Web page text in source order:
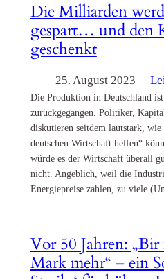
Die Milliarden
gespart… und den
geschenkt
25. August 2023—
Die Produktion in Deutschland
zurückgegangen. Politiker,
diskutieren seitdem lautstark, wie
deutschen Wirtschaft helfen“
würde es der Wirtschaft überall
nicht. Angeblich, weil die
Energiepreise zahlen, zu viele
Vor 50 Jahren:
Mark mehr“ – ein